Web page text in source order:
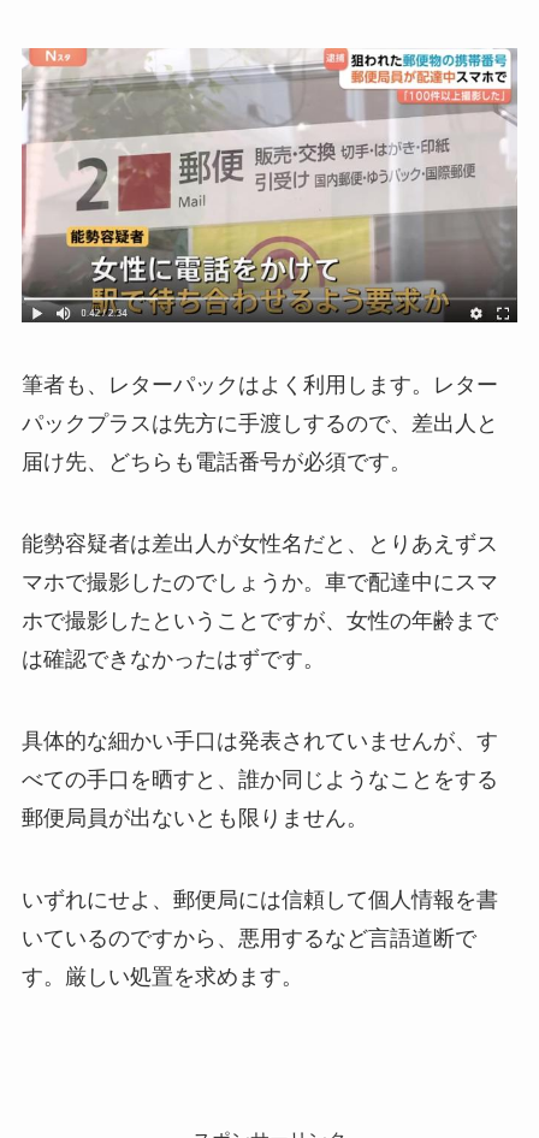
筆者も、レターパックはよく利用します。レター
パックプラスは先方に手渡しするので、差出人と
届け先、どちらも電話番号が必須です。
能勢容疑者は差出人が女性名だと、とりあえずス
マホで撮影したのでしょうか。車で配達中にスマ
ホで撮影したということですが、女性の年齢まで
は確認できなかったはずです。
具体的な細かい手口は発表されていませんが、す
べての手口を晒すと、誰か同じようなことをする
郵便局員が出ないとも限りません。
いずれにせよ、郵便局には信頼して個人情報を書
いているのですから、悪用するなど言語道断で
す。厳しい処置を求めます。